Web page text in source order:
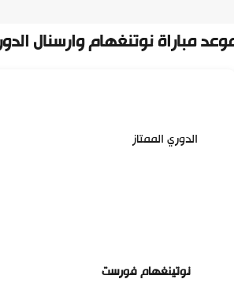
مباراة نوتنغهام وارسنال الدوري
الدوري الممتاز
نوتينغهام فورست